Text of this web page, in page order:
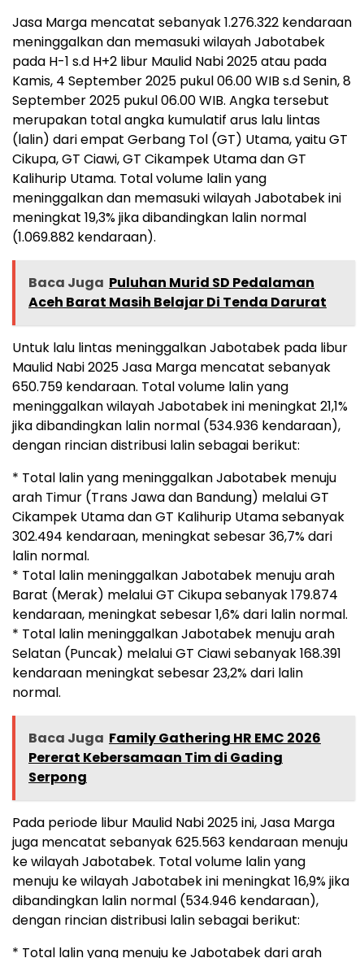
Jasa Marga mencatat sebanyak 1.276.322 kendaraan
meninggalkan dan memasuki wilayah Jabotabek
pada H-1 s.d H+2 libur Maulid Nabi 2025 atau pada
Kamis, 4 September 2025 pukul 06.00 WIB s.d Senin, 8
September 2025 pukul 06.00 WIB. Angka tersebut
merupakan total angka kumulatif arus lalu lintas
(lalin) dari empat Gerbang Tol (GT) Utama, yaitu GT
Cikupa, GT Ciawi, GT Cikampek Utama dan GT
Kalihurip Utama. Total volume lalin yang
meninggalkan dan memasuki wilayah Jabotabek ini
meningkat 19,3% jika dibandingkan lalin normal
(1.069.882 kendaraan).
Baca Juga Puluhan Murid SD Pedalaman
Aceh Barat Masih Belajar Di Tenda Darurat
Untuk lalu lintas meninggalkan Jabotabek pada libur
Maulid Nabi 2025 Jasa Marga mencatat sebanyak
650.759 kendaraan. Total volume lalin yang
meninggalkan wilayah Jabotabek ini meningkat 21,1%
jika dibandingkan lalin normal (534.936 kendaraan),
dengan rincian distribusi lalin sebagai berikut:
* Total lalin yang meninggalkan Jabotabek menuju
arah Timur (Trans Jawa dan Bandung) melalui GT
Cikampek Utama dan GT Kalihurip Utama sebanyak
302.494 kendaraan, meningkat sebesar 36,7% dari
lalin normal.
* Total lalin meninggalkan Jabotabek menuju arah
Barat (Merak) melalui GT Cikupa sebanyak 179.874
kendaraan, meningkat sebesar 1,6% dari lalin normal.
* Total lalin meninggalkan Jabotabek menuju arah
Selatan (Puncak) melalui GT Ciawi sebanyak 168.391
kendaraan meningkat sebesar 23,2% dari lalin
normal.
Baca Juga Family Gathering HR EMC 2026
Pererat Kebersamaan Tim di Gading
Serpong
Pada periode libur Maulid Nabi 2025 ini, Jasa Marga
juga mencatat sebanyak 625.563 kendaraan menuju
ke wilayah Jabotabek. Total volume lalin yang
menuju ke wilayah Jabotabek ini meningkat 16,9% jika
dibandingkan lalin normal (534.946 kendaraan),
dengan rincian distribusi lalin sebagai berikut:
* Total lalin yang menuju ke Jabotabek dari arah